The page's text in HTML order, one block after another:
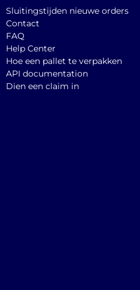
Sluitingstijden nieuwe orders
Contact
FAQ
Help Center
Hoe een pallet te verpakken
API documentation
Dien een claim in